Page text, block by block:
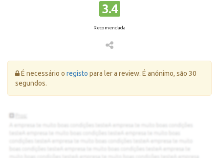
3.4
Recomendada
Erro:
É necessário o registo para ler a review. É anónimo, são 30
segundos.